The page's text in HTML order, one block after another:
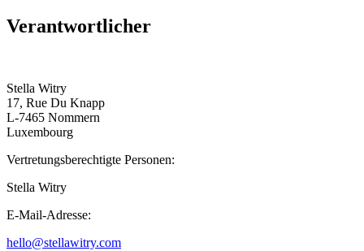
Verantwortlicher
Stella Witry
17, Rue Du Knapp
L-7465 Nommern
Luxembourg
Vertretungsberechtigte Personen:
Stella Witry
E-Mail-Adresse:
hello@stellawitry.com